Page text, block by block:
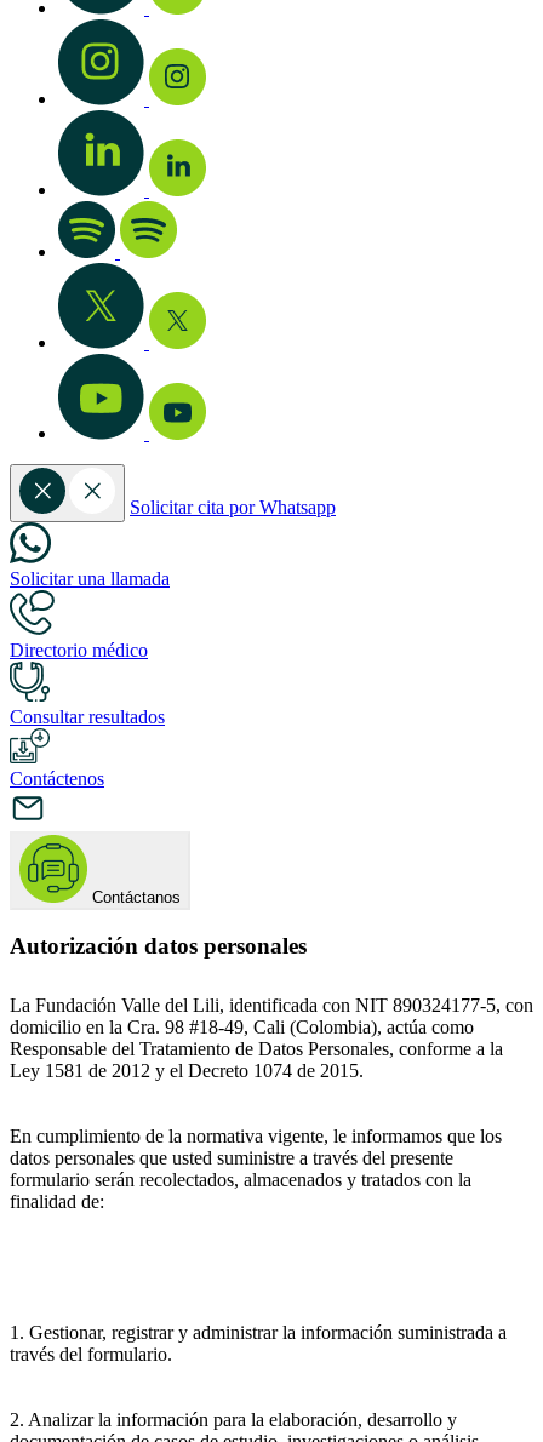
Solicitar cita por Whatsapp
Solicitar una llamada
Directorio médico
Consultar resultados
Contáctenos
Contáctanos
Autorización datos personales
La Fundación Valle del Lili, identificada con NIT 890324177-5, con
domicilio en la Cra. 98 #18-49, Cali (Colombia), actúa como
Responsable del Tratamiento de Datos Personales, conforme a la
Ley 1581 de 2012 y el Decreto 1074 de 2015.
En cumplimiento de la normativa vigente, le informamos que los
datos personales que usted suministre a través del presente
formulario serán recolectados, almacenados y tratados con la
finalidad de:
1. Gestionar, registrar y administrar la información suministrada a
través del formulario.
2. Analizar la información para la elaboración, desarrollo y